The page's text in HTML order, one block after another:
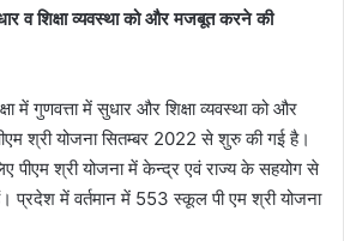
व शिक्षा व्यवस्था को और मजबूत करने की
में गुणवत्ता में सुधार और शिक्षा व्यवस्था को और
श्री योजना सितम्बर 2022 से शुरु की गई है।
पीएम श्री योजना में केन्द्र एवं राज्य के सहयोग से
प्रदेश में वर्तमान में 553 स्कूल पी एम श्री योजना